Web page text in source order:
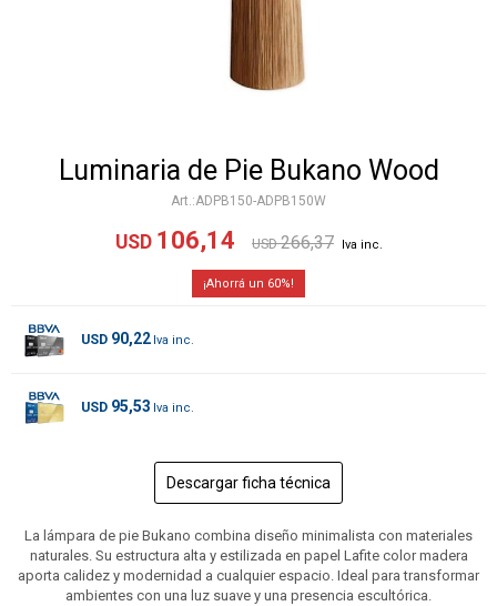
Luminaria de Pie Bukano Wood
ADPB150-ADPB150W
USD 106,14 USD 266,37
60
USD 90,22
USD 95,53
Descargar ficha técnica
La lámpara de pie Bukano combina diseño minimalista con materiales
naturales. Su estructura alta y estilizada en papel Lafite color madera
aporta calidez y modernidad a cualquier espacio. Ideal para transformar
ambientes con una luz suave y una presencia escultórica.